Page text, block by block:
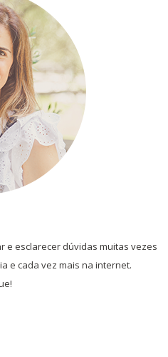
e esclarecer dúvidas muitas vezes
e cada vez mais na internet.